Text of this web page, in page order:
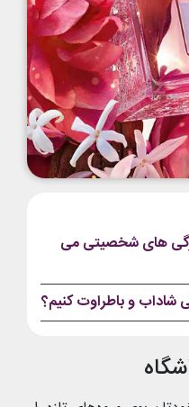
های شخصیتی می
شاداب‌ و باطراوت کنیم؟